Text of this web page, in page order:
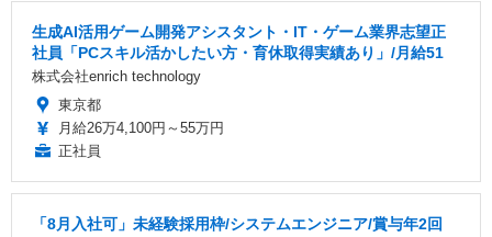
生成AI活用ゲーム開発アシスタント・IT・ゲーム業界志望正
社員「PCスキル活かしたい方・育休取得実績あり」/月給51
株式会社enrich technology
東京都
月給26万4,100円～55万円
正社員
「8月入社可」未経験採用枠/システムエンジニア/賞与年2回